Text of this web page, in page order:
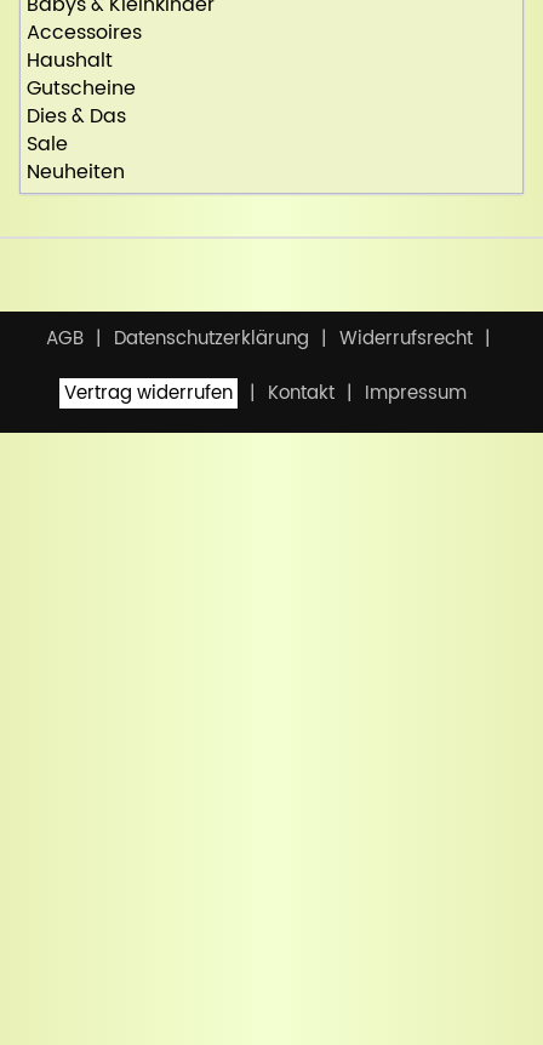
Accessoires
Haushalt
Gutscheine
Dies & Das
Sale
Neuheiten
AGB Datenschutzerklärung
Widerrufsrecht
Vertrag widerrufen
Kontakt Impressum